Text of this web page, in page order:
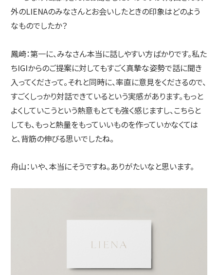
外のLIENAのみなさんとお会いしたときの印象はどのよう
なものでしたか？
鳳崎：第一に、みなさん本当に話しやすい方ばかりです。私た
ちIGIからのご提案に対してもすごく真摯な姿勢で話に聞き
入ってくださって。それと同時に、率直に意見をくださるので、
すごくしっかり対話できているという実感があります。もっと
よくしていこうという熱意もとても強く感じますし、こちらと
しても、もっと熱量をもっていいものを作っていかなくては
と、背筋の伸びる思いでしたね。
舟山：いや、本当にそうですね。ありがたいなと思います。